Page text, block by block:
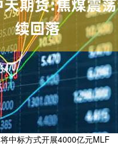
中标方式开展4000亿元MLF